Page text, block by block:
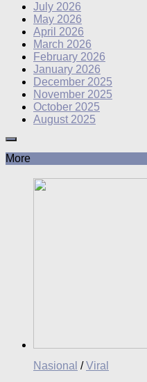
July 2026
May 2026
April 2026
March 2026
February 2026
January 2026
December 2025
November 2025
October 2025
August 2025
More
Nasional /Viral